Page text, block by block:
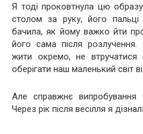
Я тоді проковтнула цю
столом за руку, його пальці
бачила, як йому важко йти
його сама після
жити окремо, не втручатися
оберігати наш маленький світ
Але справжнє
Через рік після весілля я